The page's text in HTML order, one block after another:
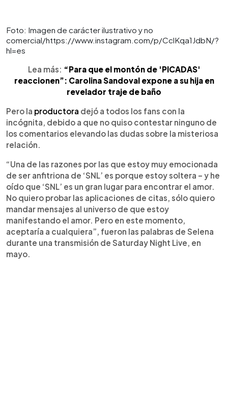
Foto: Imagen de carácter ilustrativo y no
comercial/https://www.instagram.com/p/CclKqa1JdbN/?
hl=es
Lea más: “Para que el montón de 'PICADAS'
reaccionen”: Carolina Sandoval expone a su hija en
revelador traje de baño
Pero la productora dejó a todos los fans con la
incógnita, debido a que no quiso contestar ninguno de
los comentarios elevando las dudas sobre la misteriosa
relación.
“Una de las razones por las que estoy muy emocionada
de ser anfitriona de ‘SNL’ es porque estoy soltera – y he
oído que ‘SNL’ es un gran lugar para encontrar el amor.
No quiero probar las aplicaciones de citas, sólo quiero
mandar mensajes al universo de que estoy
manifestando el amor. Pero en este momento,
aceptaría a cualquiera”, fueron las palabras de Selena
durante una transmisión de Saturday Night Live, en
mayo.